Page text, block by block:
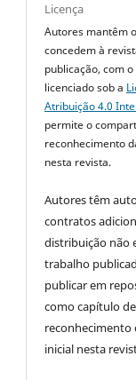
Licença
Autores mantêm
concedem à
publicação, com
licenciado sob a
Atribuição 4.0
permite o
reconhecimento
nesta revista.
Autores têm
contratos
distribuição não
trabalho
publicar em
como capítulo
reconhecimento
inicial nesta